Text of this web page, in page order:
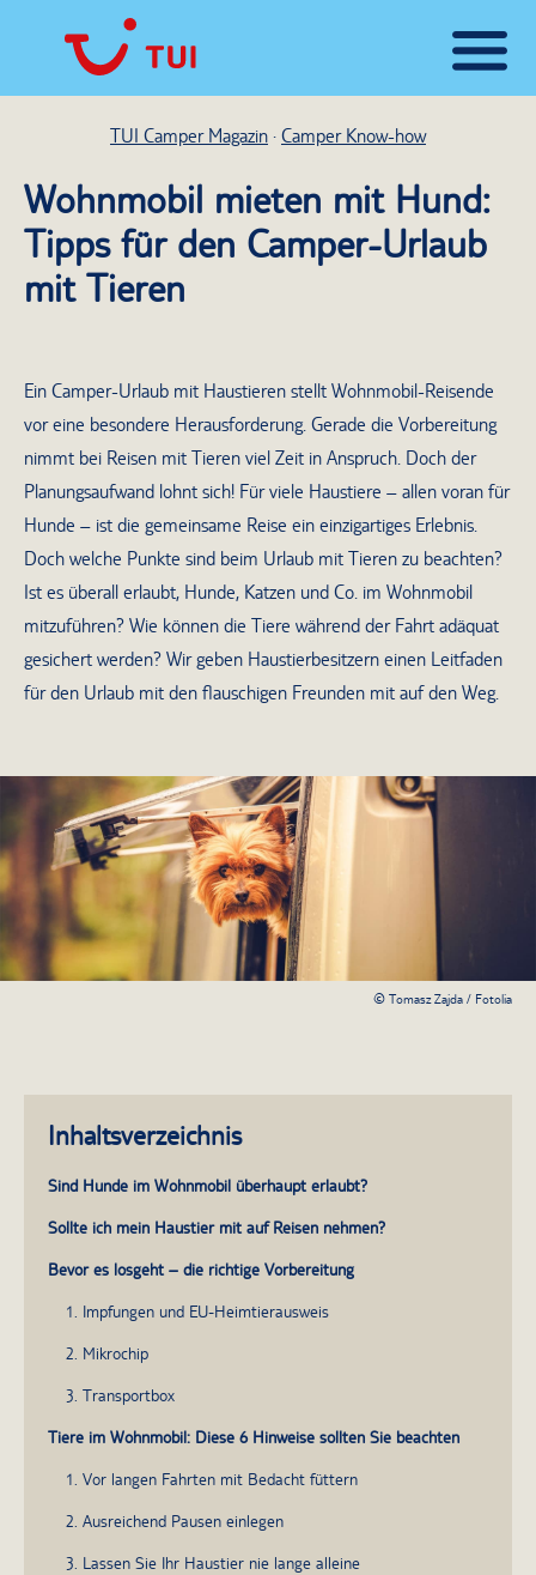
TUI Camper Magazin Camper Know-how
Wohnmobil mieten mit Hund:
Tipps für den Camper-Urlaub
mit Tieren
Ein Camper-Urlaub mit Haustieren stellt Wohnmobil-Reisende
vor eine besondere Herausforderung. Gerade die Vorbereitung
nimmt bei Reisen mit Tieren viel Zeit in Anspruch. Doch der
Planungsaufwand lohnt sich! Für viele Haustiere – allen voran für
Hunde – ist die gemeinsame Reise ein einzigartiges Erlebnis.
Doch welche Punkte sind beim Urlaub mit Tieren zu beachten?
Ist es überall erlaubt, Hunde, Katzen und Co. im Wohnmobil
mitzuführen? Wie können die Tiere während der Fahrt adäquat
gesichert werden? Wir geben Haustierbesitzern einen Leitfaden
für den Urlaub mit den flauschigen Freunden mit auf den Weg.
© Tomasz Zajda / Fotolia
Inhaltsverzeichnis
Sind Hunde im Wohnmobil überhaupt erlaubt?
Sollte ich mein Haustier mit auf Reisen nehmen?
Bevor es losgeht – die richtige Vorbereitung
1. Impfungen und EU-Heimtierausweis
2. Mikrochip
3. Transportbox
Tiere im Wohnmobil: Diese 6 Hinweise sollten Sie beachten
1. Vor langen Fahrten mit Bedacht füttern
2. Ausreichend Pausen einlegen
3. Lassen Sie Ihr Haustier nie lange alleine